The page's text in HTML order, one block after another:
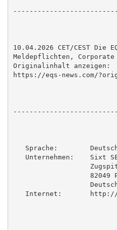
10.04.2026 CET/CEST
Meldepflichten, Corporate
Originalinhalt anzeigen:
https://eqs-news.com/
Sprache:
Unternehmen:    Sixt
82049
Internet: